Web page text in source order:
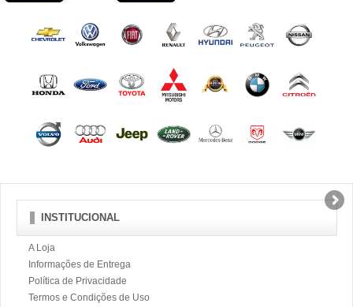
INSTITUCIONAL
A Loja
Informações de Entrega
Política de Privacidade
Termos e Condições de Uso